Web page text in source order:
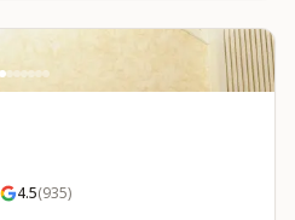
4.5(935)